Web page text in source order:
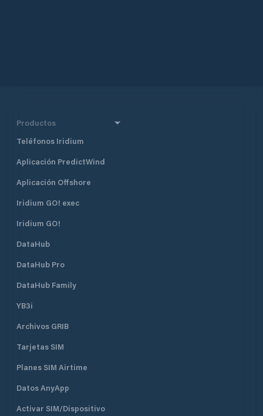
Productos
Teléfonos Iridium
Aplicación PredictWind
Aplicación Offshore
Iridium GO! exec
Iridium GO!
DataHub
DataHub Pro
DataHub Family
YB3i
Archivos GRIB
Tarjetas SIM
Planes SIM Airtime
Datos AnyApp
Activar SIM/Dispositivo